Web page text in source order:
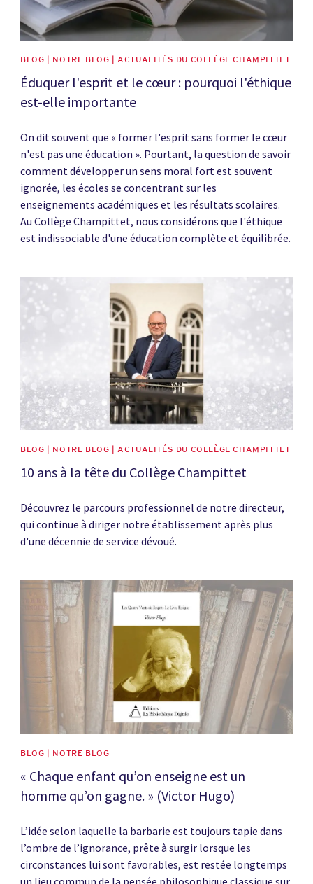
BLOG | NOTRE BLOG | ACTUALITÉS DU COLLÈGE CHAMPITTET
Éduquer l'esprit et le cœur : pourquoi l'éthique
est-elle importante
On dit souvent que « former l'esprit sans former le cœur
n'est pas une éducation ». Pourtant, la question de savoir
comment développer un sens moral fort est souvent
ignorée, les écoles se concentrant sur les
enseignements académiques et les résultats scolaires.
Au Collège Champittet, nous considérons que l'éthique
est indissociable d'une éducation complète et équilibrée.
News image
BLOG | NOTRE BLOG | ACTUALITÉS DU COLLÈGE CHAMPITTET
10 ans à la tête du Collège Champittet
Découvrez le parcours professionnel de notre directeur,
qui continue à diriger notre établissement après plus
d'une décennie de service dévoué.
News image
BLOG | NOTRE BLOG
« Chaque enfant qu’on enseigne est un
homme qu’on gagne. » (Victor Hugo)
L’idée selon laquelle la barbarie est toujours tapie dans
l’ombre de l’ignorance, prête à surgir lorsque les
circonstances lui sont favorables, est restée longtemps
un lieu commun de la pensée philosophique classique sur